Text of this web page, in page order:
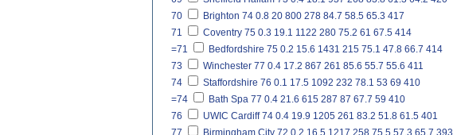
70
Brighton 74 0.8 20 800 278 84.7 58.5 65.3 417
71
Coventry 75 0.3 19.1 1122 280 75.2 61 67.5 414
=71
Bedfordshire 75 0.2 15.6 1431 215 75.1 47.8 66.7 414
73
Winchester 77 0.4 17.2 867 261 85.6 55.7 55.6 411
74
Staffordshire 76 0.1 17.5 1092 232 78.1 53 69 410
=74
Bath Spa 77 0.4 21.6 615 287 87 67.7 59 410
76
UWIC Cardiff 74 0.4 19.9 1205 261 83.2 51.8 61.5 401
77
Birmingham City 72 0.2 16.5 1217 258 75.5 57.3 65.7 393